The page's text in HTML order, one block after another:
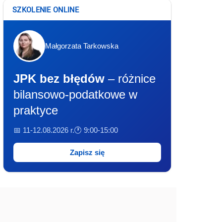
SZKOLENIE ONLINE
Małgorzata Tarkowska
JPK bez błędów – różnice
bilansowo-podatkowe w
praktyce
📅 11-12.08.2026 r.🕐 9:00-15:00
Zapisz się